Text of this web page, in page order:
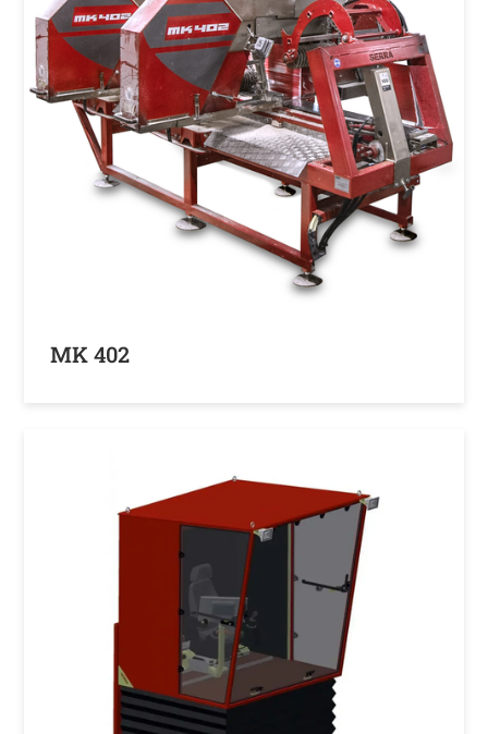
MK 402